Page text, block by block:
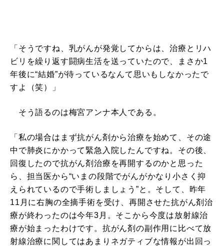
「そうですね、乳がんが発覚してからは、治療とリハ
ビリを繰り返す闘病生活を送っていたので、まさか1
年後に“結婚”が待っているなんて思いもしなかったで
すよ（笑）」
そう語るのは梅宮アンナ本人である。
「私の場合はまず抗がん剤から治療を始めて、その途
中で肺炎にかかって緊急入院したんですね。その後、
回復したので抗がん剤治療を再開するのかと思った
ら、担当医から“いまの段階でがんがかなり小さく抑
えられているので手術しましょう”と。そして、昨年
11月に右胸の全摘手術を受け、再開させた抗がん剤治
療が終わったのは今年3月。そこから今度は放射線治
療が始まったわけです。抗がん剤の副作用に比べて放
射線治療に関してはあまりネガティブな情報が出回っ